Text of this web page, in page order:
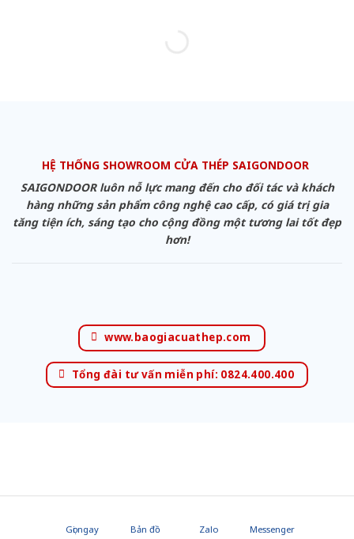
HỆ THỐNG SHOWROOM CỬA THÉP SAIGONDOOR
SAIGONDOOR luôn nỗ lực mang đến cho đối tác và khách
hàng những sản phẩm công nghệ cao cấp, có giá trị gia
tăng tiện ích, sáng tạo cho cộng đồng một tương lai tốt đẹp
hơn!
www.baogiacuathep.com
Tổng đài tư vấn miễn phí: 0824.400.400
Gọi ngay Bản đồ Zalo Messenger